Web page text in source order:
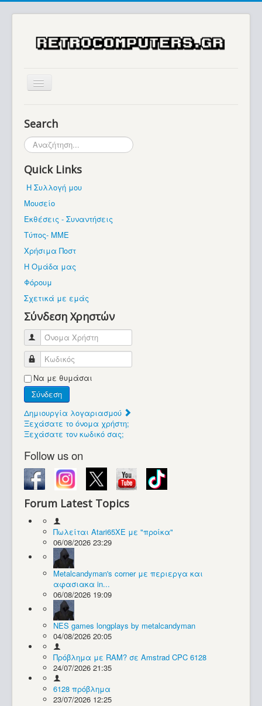
Μουσείο
Βρίσκεστε εδώ:
Συλλογές / Projects
Search
Αναζήτηση...
Quick Links
Η Συλλογή μου
Μουσείο
Εκθέσεις - Συναντήσεις
Τύπος- ΜΜΕ
Χρήσιμα Ποστ
Η Ομάδα μας
Φόρουμ
Σχετικά με εμάς
Σύνδεση Χρηστών
Όνομα Χρήστη
Κωδικός
Να με θυμάσαι
Σύνδεση
Δημιουργία λογαριασμού
Ξεχάσατε το όνομα χρήστη;
Ξεχάσατε τον κωδικό σας;
Follow us on
Forum Latest Topics
Πωλείται Atari65XE με "προίκα"
06/08/2026 23:29
Metalcandyman's corner με περιεργα και
αφασιακα in...
06/08/2026 19:09
NES games longplays by metalcandyman
04/08/2026 20:05
Πρόβλημα με RAM? σε Amstrad CPC 6128
24/07/2026 21:35
6128 πρόβλημα
23/07/2026 12:25